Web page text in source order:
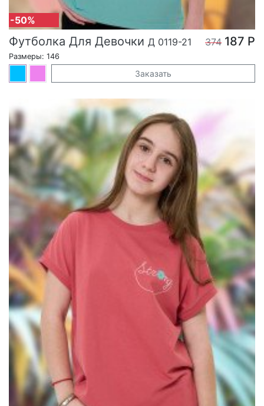
-50%
Футболка Для Девочки Д 0119-21 374 187 Р
Размеры: 146
Заказать